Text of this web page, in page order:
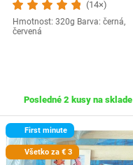
(14×)
Hmotnost: 320g Barva: černá,
červená
Posledné 2 kusy na sklade
First minute
Všetko za € 3